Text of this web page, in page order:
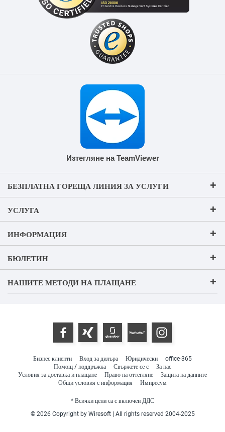
Изтегляне на TeamViewer
БЕЗПЛАТНА ГОРЕЩА ЛИНИЯ ЗА УСЛУГИ
УСЛУГА
ИНФОРМАЦИЯ
БЮЛЕТИН
НАШИТЕ МЕТОДИ НА ПЛАЩАНЕ
Бизнес клиенти Вход за дилъра Юридически
office-365
Помощ / поддръжка
Свържете се с
За нас
Условия за доставка и плащане
Право на оттегляне
Защита на данните
Общи условия с информация
Импресум
* Всички цени са с включен ДДС
© 2026 Copyright by Wiresoft | All rights reserved 2004-2025